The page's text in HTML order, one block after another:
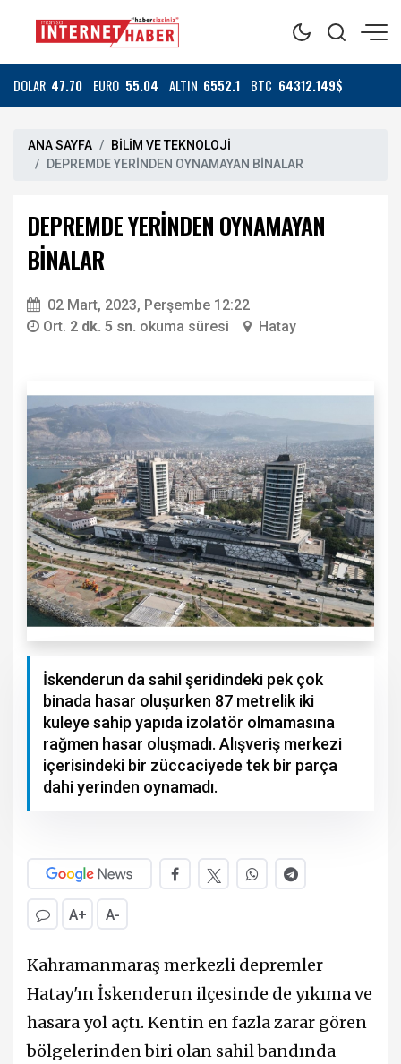
DOLAR 47.70 EURO 55.04 ALTIN 6552.1 BTC 64312.149$
ANA SAYFA
BİLİM VE TEKNOLOJİ
DEPREMDE YERİNDEN OYNAMAYAN BİNALAR
DEPREMDE YERİNDEN OYNAMAYAN
BİNALAR
02 Mart, 2023, Perşembe 12:22
Ort. 2 dk. 5 sn. okuma süresi Hatay
İskenderun da sahil şeridindeki pek çok
binada hasar oluşurken 87 metrelik iki
kuleye sahip yapıda izolatör olmamasına
rağmen hasar oluşmadı. Alışveriş merkezi
içerisindeki bir züccaciyede tek bir parça
dahi yerinden oynamadı.
A+ A-
Kahramanmaraş merkezli depremler
Hatay'ın İskenderun ilçesinde de yıkıma ve
hasara yol açtı. Kentin en fazla zarar gören
bölgelerinden biri olan sahil bandında